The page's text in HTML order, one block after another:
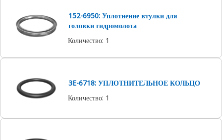
152-6950: Уплотнение втулки для
головки гидромолота
Количество: 1
3E-6718: УПЛОТНИТЕЛЬНОЕ КОЛЬЦО
Количество: 1